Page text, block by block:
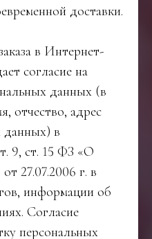
доставки.
в Интернет-
согласие на
данных (в
отчество, адрес
данных) в
9, ст. 15 ФЗ «О
27.07.2006 г. в
информации об
Согласие
персональных